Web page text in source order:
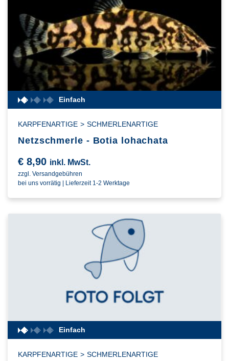
Einfach
KARPFENARTIGE > SCHMERLENARTIGE
Netzschmerle - Botia lohachata
€ 8,90 inkl. MwSt.
zzgl. Versandgebühren
bei uns vorrätig | Lieferzeit 1-2 Werktage
Einfach
KARPFENARTIGE > SCHMERLENARTIGE